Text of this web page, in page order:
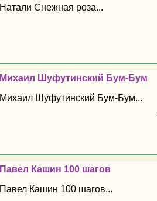
Натали Снежная роза...
Михаил Шуфутинский Бум-Бум
Михаил Шуфутинский Бум-Бум...
Павел Кашин 100 шагов
Павел Кашин 100 шагов...